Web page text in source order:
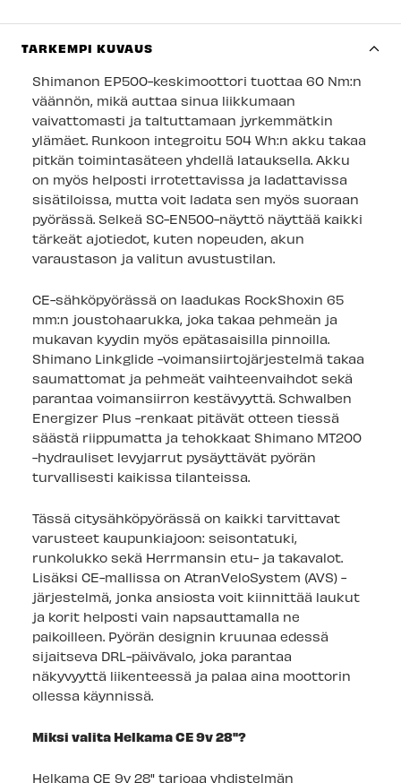
Jyväskylän myymälä-Tilapäisesti loppu
Lappeenrannan myymälä
Huom! Kaikki 'saatavilla' merkityt pyörät eivät ole
valmiiksi kasattuja, ja voivat olla myymälän
varastossa – tällöin ne eivät ole koeajettavissa
välittömästi.
TARKEMPI KUVAUS
Shimanon EP500-keskimoottori tuottaa 60 Nm:n
väännön, mikä auttaa sinua liikkumaan
vaivattomasti ja taltuttamaan jyrkemmätkin
ylämäet. Runkoon integroitu 504 Wh:n akku takaa
pitkän toimintasäteen yhdellä latauksella. Akku
on myös helposti irrotettavissa ja ladattavissa
sisätiloissa, mutta voit ladata sen myös suoraan
pyörässä. Selkeä SC-EN500-näyttö näyttää kaikki
tärkeät ajotiedot, kuten nopeuden, akun
varaustason ja valitun avustustilan.
CE-sähköpyörässä on laadukas RockShoxin 65
mm:n joustohaarukka, joka takaa pehmeän ja
mukavan kyydin myös epätasaisilla pinnoilla.
Shimano Linkglide -voimansiirtojärjestelmä takaa
saumattomat ja pehmeät vaihteenvaihdot sekä
parantaa voimansiirron kestävyyttä. Schwalben
Energizer Plus -renkaat pitävät otteen tiessä
säästä riippumatta ja tehokkaat Shimano MT200
-hydrauliset levyjarrut pysäyttävät pyörän
turvallisesti kaikissa tilanteissa.
Tässä citysähköpyörässä on kaikki tarvittavat
varusteet kaupunkiajoon: seisontatuki,
runkolukko sekä Herrmansin etu- ja takavalot.
Lisäksi CE-mallissa on AtranVeloSystem (AVS) -
järjestelmä, jonka ansiosta voit kiinnittää laukut
ja korit helposti vain napsauttamalla ne
paikoilleen. Pyörän designin kruunaa edessä
sijaitseva DRL-päivävalo, joka parantaa
näkyvyyttä liikenteessä ja palaa aina moottorin
ollessa käynnissä.
Miksi valita Helkama CE 9v 28"?
Helkama CE 9v 28" tarjoaa yhdistelmän